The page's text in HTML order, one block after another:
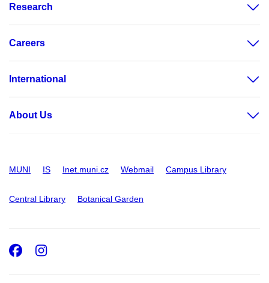
Research
Careers
International
About Us
MUNI IS Inet.muni.cz Webmail Campus Library
Central Library Botanical Garden
Facebook
Instagram